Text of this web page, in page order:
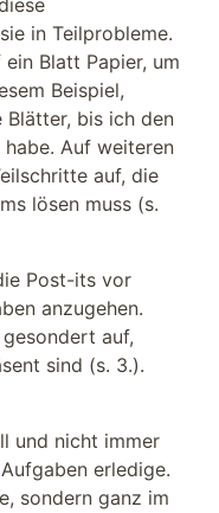
in Teilprobleme.
Blatt Papier, um
Beispiel,
Blätter, bis ich den
Auf weiteren
auf, die
lösen muss (s.
Post-its vor
anzugehen.
auf,
sind (s. 3.).
und nicht immer
erledige.
sondern ganz im